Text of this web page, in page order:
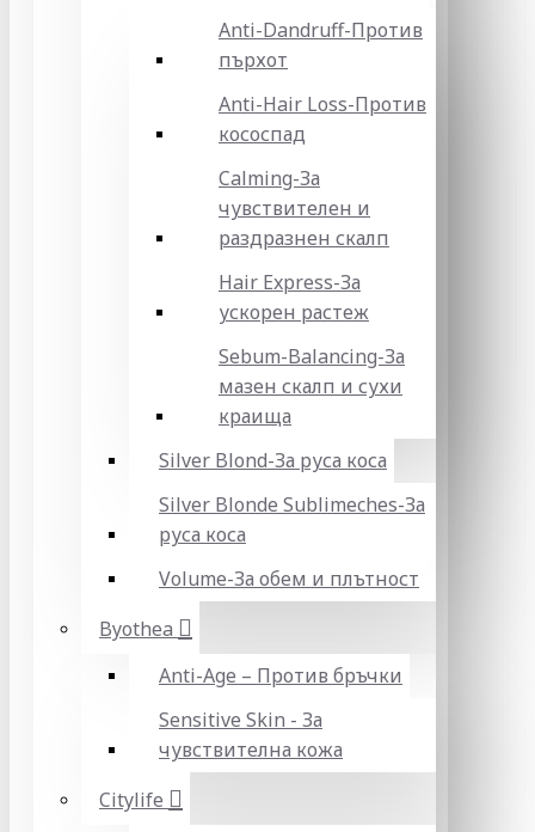
Anti-Dandruff-Против
пърхот
Anti-Hair Loss-Против
кососпад
Calming-За
чувствителен и
раздразнен скалп
Hair Express-За
ускорен растеж
Sebum-Balancing-За
мазен скалп и сухи
краища
Silver Blond-За руса коса
Silver Blonde Sublіmeches-За
руса коса
Volume-За обем и плътност
Byothea
Anti-Age – Против бръчки
Sensitive Skin - За
чувствителна кожа
Citylife